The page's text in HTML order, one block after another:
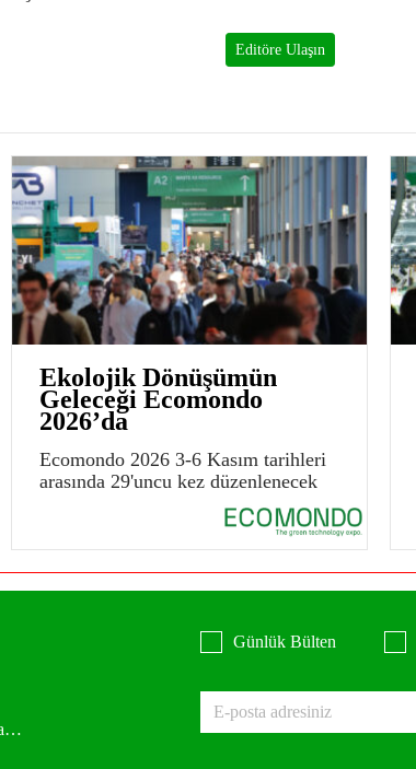
Editöre Ulaşın
Ekolojik Dönüşümün
Geleceği Ecomondo
2026’da
Ecomondo 2026 3-6 Kasım tarihleri
arasında 29'uncu kez düzenlenecek
Günlük Bülten